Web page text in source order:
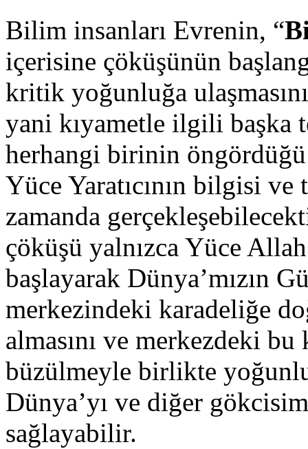
Bilim insanları Evrenin, “
içerisine çöküşünün
kritik yoğunluğa
yani kıyametle ilgili başka
herhangi birinin
Yüce Yaratıcının bilgisi
zamanda
çöküşü yalnızca Yüce
başlayarak Dünya’mızın
merkezindeki karadeliğe
almasını ve merkezdeki
büzülmeyle birlikte
Dünya’yı ve diğer
sağlayabilir.